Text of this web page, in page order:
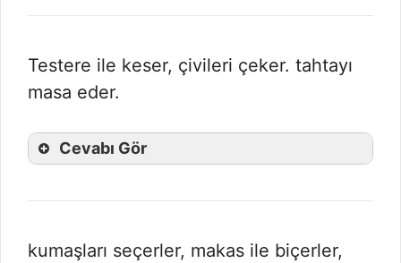
Testere ile keser, çivileri çeker. tahtayı
masa eder.
Cevabı Gör
kumaşları seçerler, makas ile biçerler,